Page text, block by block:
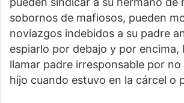
sobornos de mafiosos, pueden
noviazgos indebidos a su padre
espiarlo por debajo y por encima,
llamar padre irresponsable por
hijo cuando estuvo en la cárcel o